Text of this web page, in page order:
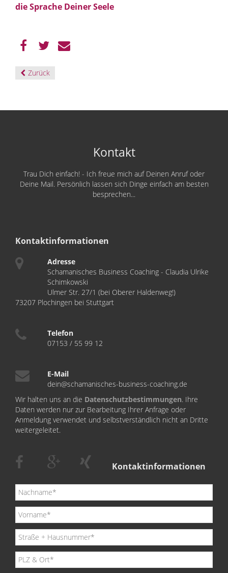
die Sprache Deiner Seele
Zurück
Kontakt
Trau Dich einfach! - Ich freue mich auf Deinen Anruf oder
Deine Mail. Persönlich lassen sich Dinge einfach am besten
besprechen...
Kontaktinformationen
Adresse
Schamanisches Business Coaching - Claudia Ulrike
Schimkowski
Ulmer Str. 27/1 (bei Oberer Haldenweg!)
73207 Plochingen bei Stuttgart
Telefon
07153 / 55 99 12
E-Mail
dein@schamanisches-business-coaching.de
Wir halten uns an die Datenschutzbestimmungen. Ihre
Daten werden nur zur Bearbeitung Ihrer Anfrage oder
Anmeldung verwendet und selbstverständlich nicht an Dritte
weitergeleitet.
Kontaktinformationen